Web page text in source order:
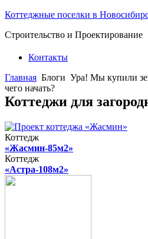
Коттеджные поселки в
Строительство и Проектирование
Контакты
Главная Блоги Ура! Мы купили
чего начать?
Коттеджи для
Коттедж
«Жасмин-85м2»
Коттедж
«Астра-108м2»